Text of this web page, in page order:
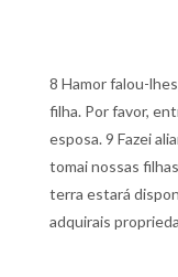
8 Hamor falou-
filha. Por favor,
esposa. 9 Fazei
tomai nossas
terra estará
adquirais